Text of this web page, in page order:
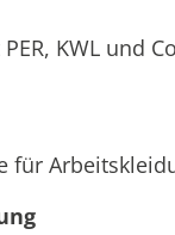
KWL und
für